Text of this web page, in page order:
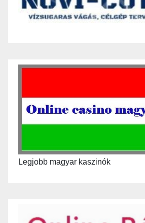
Legjobb magyar kaszinók